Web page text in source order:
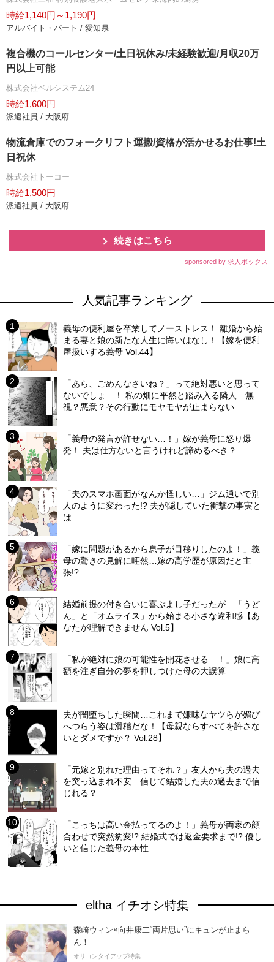
時給1,140円～1,190円
アルバイト・パート / 愛知県
複合機のコールセンター/土日祝休み/未経験歓迎/月収20万
円以上可能
株式会社ベルシステム24
時給1,600円
派遣社員 / 大阪府
物流倉庫でのフォークリフト運搬/資格が活かせるお仕事!土
日祝休
株式会社トーコー
時給1,500円
派遣社員 / 大阪府
続きはこちら
sponsored by 求人ボックス
人気記事ランキング
義母の便利屋を卒業してノーストレス！ 離婚から始
まる妻と娘の新たな人生に悔いはなし！【嫁を便利
屋扱いする義母 Vol.44】
「あら、ごめんなさいね？」って絶対悪いと思って
ないでしょ…！ 私の畑に平然と踏み入る隣人…無
視？悪意？その行動にモヤモヤが止まらない
「義母の発言が許せない…！」嫁が義母に怒り爆
発！ 夫は仕方ないと言うけれど諦めるべき？
「夫のスマホ画面がなんか怪しい…」ジム通いで別
人のように変わった!? 夫が隠していた衝撃の事実と
は
「嫁に問題があるから息子が目移りしたのよ！」義
母の驚きの見解に唖然…嫁の高学歴が原因だと主
張!?
結婚前提の付き合いに喜ぶよし子だったが…「うど
ん」と「オムライス」から始まる小さな違和感【あ
なたが理解できません Vol.5】
「私が絶対に娘の可能性を開花させる…！」娘に高
額を注ぎ自分の夢を押しつけた母の大誤算
夫が闇堕ちした瞬間…これまで嫌味なヤツらが媚び
へつらう姿は滑稽だな！【母親ならすべてを許さな
いとダメですか？ Vol.28】
「元嫁と別れた理由ってそれ？」友人から夫の過去
を突っ込まれ不安…信じて結婚した夫の過去まで信
じれる？
「こっちは高い金払ってるのよ！」義母が両家の顔
合わせで突然豹変!? 結婚式では返金要求まで!? 優し
いと信じた義母の本性
eltha イチオシ特集
森崎ウィン×向井康二“両片思い”にキュンが止まら
ん！
オリコンタイアップ特集